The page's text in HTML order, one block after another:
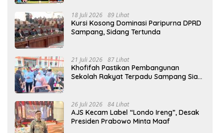
18 Juli 2026 89 Lihat
Kursi Kosong Dominasi Paripurna DPRD
Sampang, Sidang Tertunda
21 Juli 2026 87 Lihat
Khofifah Pastikan Pembangunan
Sekolah Rakyat Terpadu Sampang Siap
26 Juli 2026 84 Lihat
AJS Kecam Label “Londo Ireng”, Desak
Presiden Prabowo Minta Maaf